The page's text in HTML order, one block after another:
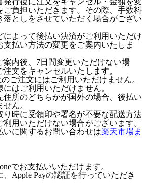
ご負担いただきます。その際、手数料
落としをさせていただく場合がござい
によって後払い決済がご利用いただけ
払い方法の変更をご案内いたしま
案内後、7日間変更いただけない場
文をキャンセルいたします。
ご注文にはご利用いただけません。
はご利用いただけません。
所のどちらかが国外の場合、後払い
ん。
時に受領印や署名が不要な配送方法
用いただけない場合がございます。
に関するお問い合わせは楽天市場ま
でお支払いいただけます。
Apple Payの認証を行っていただき